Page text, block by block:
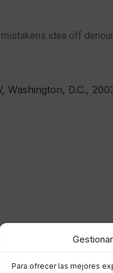
Para ofrecer las mejores
idea off
Washington, D.C.,